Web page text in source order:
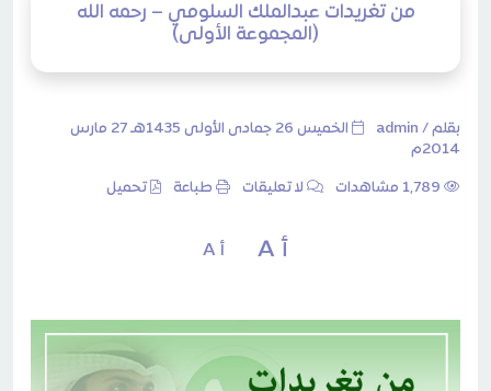
من تغريدات عبدالملك السلومي – رحمه الله
(المجموعة الأولى)
بقلم / admin
الخميس 26 جمادى الأولى 1435هـ 27 مارس
2014م
لا تعليقات طباعة تحميل
أ A أ A